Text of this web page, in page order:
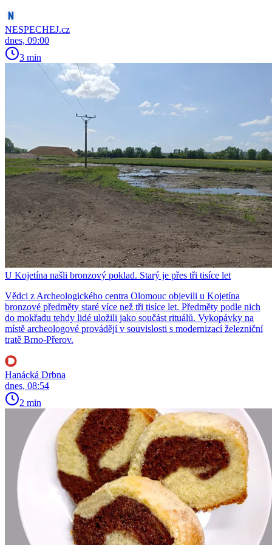
NESPECHEJ.cz
dnes, 09:00
3 min
U Kojetína našli bronzový poklad. Starý je přes tři tisíce let
Vědci z Archeologického centra Olomouc objevili u Kojetína
bronzové předměty staré více než tři tisíce let. Předměty podle nich
do mokřadu tehdy lidé uložili jako součást rituálů. Vykopávky na
místě archeologové provádějí v souvislosti s modernizací železniční
tratě Brno-Přerov.
Hanácká Drbna
dnes, 08:54
2 min